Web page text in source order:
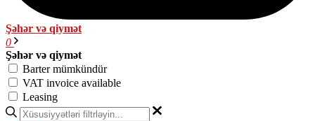
Şəhər və qiymət
0
Şəhər və qiymət
Barter mümkündür
VAT invoice available
Leasing